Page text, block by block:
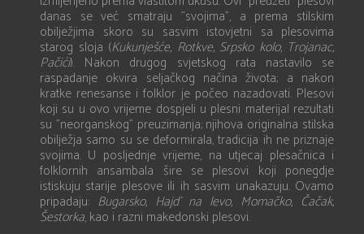
danas se već smatraju ”svojima”, a prema stilskim
obilježjima skoro su sasvim istovjetni sa plesovima
starog sloja (Kukunješće, Rotkve, Srpsko kolo, Trojanac,
Pačići). Nakon drugog svjetskog rata nastavilo se
raspadanje okvira seljačkog načina života; a nakon
kratke renesanse i folklor je počeo nazadovati. Plesovi
koji su u ovo vrijeme dospjeli u plesni materijal rezultati
su ”neorganskog” preuzimanja; njihova originalna stilska
obilježja samo su se deformirala, tradicija ih ne priznaje
svojima. U posljednje vrijeme, na utjecaj plesačnica i
folklornih ansambala šire se plesovi koji ponegdje
istiskuju starije plesove ili ih sasvim unakazuju. Ovamo
pripadaju: Bugarsko, Hajd’ na levo, Momačko, Čačak,
Šestorka, kao i razni makedonski plesovi.